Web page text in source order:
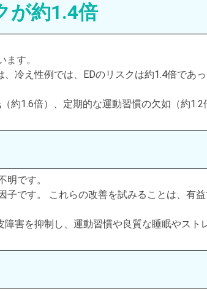
が約1.4倍
す。
冷え性例では、EDのリスクは約1.4倍であ
約1.6倍）、定期的な運動習慣の欠如（約1.2
です。
子です。 これらの改善を試みることは、有
害を抑制し、運動習慣や良質な睡眠やスト